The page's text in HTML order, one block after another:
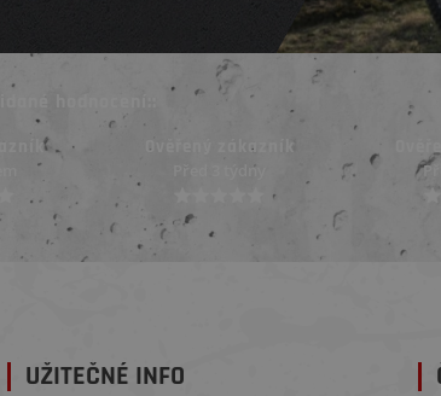
hodnocení::
Ověřený zákazník
Před 3 týdny
UŽITEČNÉ INFO